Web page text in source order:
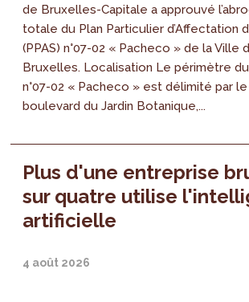
de Bruxelles-Capitale a approuvé
totale du Plan Particulier d’Affectation
(PPAS) n°07-02 « Pacheco » de la Ville
Bruxelles. Localisation Le périmètre du
n°07-02 « Pacheco » est délimité par le
boulevard du Jardin Botanique,...
Plus d'une entreprise
sur quatre utilise
artificielle
4 août 2026